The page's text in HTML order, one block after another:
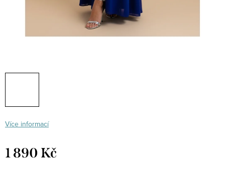
Více informací
1 890 Kč